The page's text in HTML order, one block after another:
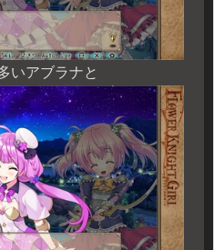
いアブラナと